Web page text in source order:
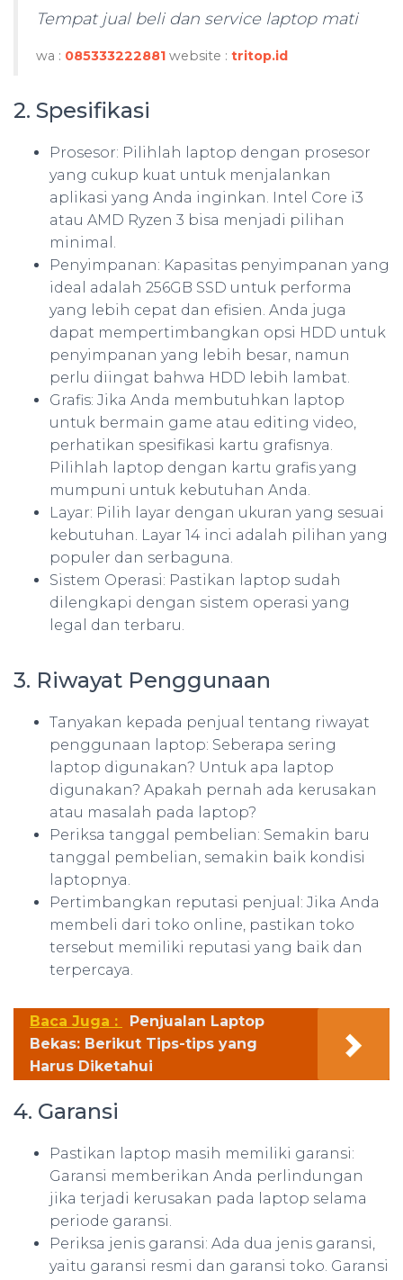
Tempat jual beli dan service laptop mati
wa : 085333222881 website : tritop.id
2. Spesifikasi
Prosesor: Pilihlah laptop dengan prosesor
yang cukup kuat untuk menjalankan
aplikasi yang Anda inginkan. Intel Core i3
atau AMD Ryzen 3 bisa menjadi pilihan
minimal.
Penyimpanan: Kapasitas penyimpanan yang
ideal adalah 256GB SSD untuk performa
yang lebih cepat dan efisien. Anda juga
dapat mempertimbangkan opsi HDD untuk
penyimpanan yang lebih besar, namun
perlu diingat bahwa HDD lebih lambat.
Grafis: Jika Anda membutuhkan laptop
untuk bermain game atau editing video,
perhatikan spesifikasi kartu grafisnya.
Pilihlah laptop dengan kartu grafis yang
mumpuni untuk kebutuhan Anda.
Layar: Pilih layar dengan ukuran yang sesuai
kebutuhan. Layar 14 inci adalah pilihan yang
populer dan serbaguna.
Sistem Operasi: Pastikan laptop sudah
dilengkapi dengan sistem operasi yang
legal dan terbaru.
3. Riwayat Penggunaan
Tanyakan kepada penjual tentang riwayat
penggunaan laptop: Seberapa sering
laptop digunakan? Untuk apa laptop
digunakan? Apakah pernah ada kerusakan
atau masalah pada laptop?
Periksa tanggal pembelian: Semakin baru
tanggal pembelian, semakin baik kondisi
laptopnya.
Pertimbangkan reputasi penjual: Jika Anda
membeli dari toko online, pastikan toko
tersebut memiliki reputasi yang baik dan
terpercaya.
Baca Juga :
Penjualan Laptop
Bekas: Berikut Tips-tips yang
Harus Diketahui
4. Garansi
Pastikan laptop masih memiliki garansi:
Garansi memberikan Anda perlindungan
jika terjadi kerusakan pada laptop selama
periode garansi.
Periksa jenis garansi: Ada dua jenis garansi,
yaitu garansi resmi dan garansi toko. Garansi